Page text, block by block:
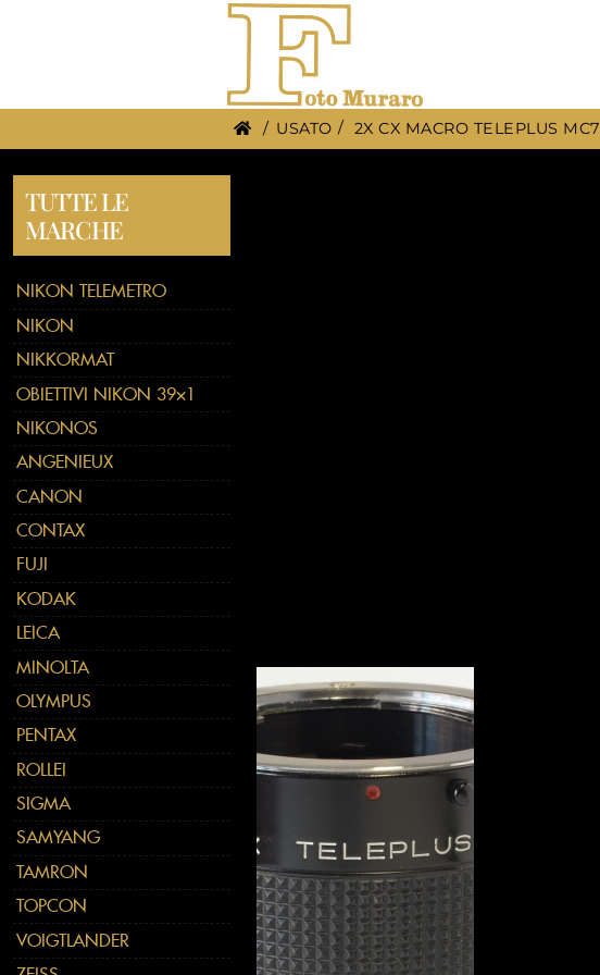
/ USATO 2X CX MACRO TELEPLUS MC7
TUTTE LE
MARCHE
NIKON TELEMETRO
NIKON
NIKKORMAT
OBIETTIVI NIKON 39×1
NIKONOS
ANGENIEUX
CANON
CONTAX
FUJI
KODAK
LEICA
MINOLTA
OLYMPUS
PENTAX
ROLLEI
SIGMA
SAMYANG
TAMRON
TOPCON
VOIGTLANDER